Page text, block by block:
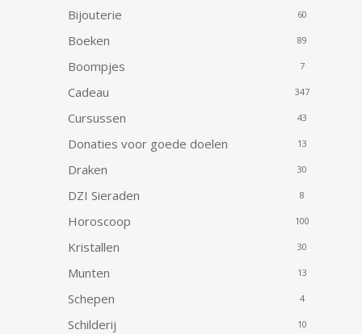
Bijouterie 60
Boeken 89
Boompjes 7
Cadeau 347
Cursussen 43
Donaties voor goede doelen 13
Draken 30
DZI Sieraden 8
Horoscoop 100
Kristallen 30
Munten 13
Schepen 4
Schilderij 10